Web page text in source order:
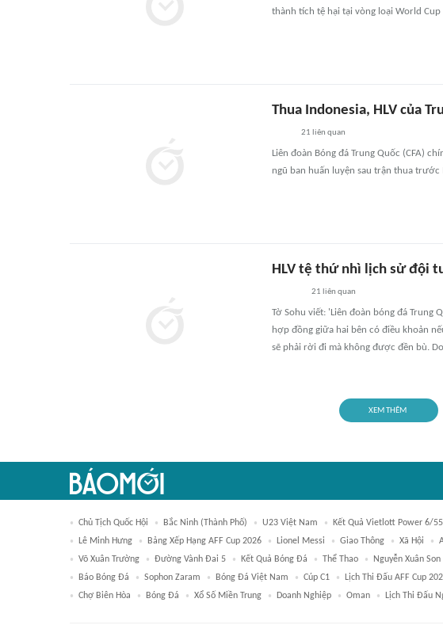
thành tích tệ hại tại vòng loại World Cup
Thua Indonesia, HLV của
21 liên quan
Liên đoàn Bóng đá Trung Quốc (CFA)
ngũ ban huấn luyện sau trận thua
HLV tệ thứ nhì lịch sử đội
21 liên quan
Tờ Sohu viết: 'Liên đoàn bóng đá Trung
hợp đồng giữa hai bên có điều khoản
sẽ phải rời đi mà không được đền bù.
XEM THÊM
Chủ Tịch Quốc Hội Bắc Ninh (thành Phố) U23 Việt Nam Kết Quả Vietlott Power 6/55
Lê Minh Hưng
Bảng Xếp Hạng AFF Cup 2026 Lionel Messi Giao Thông Xã Hội
Võ Xuân Trường
Đường Vành Đai 5 Kết Quả Bóng Đá Thể Thao Nguyễn Xuân Son
Báo Bóng Đá
Sophon Zaram Bóng Đá Việt Nam Cúp C1 Lịch Thi Đấu AFF Cup
Chợ Biên Hòa
Bóng Đá Xổ Số Miền Trung Doanh Nghiệp Oman Lịch Thi Đấu